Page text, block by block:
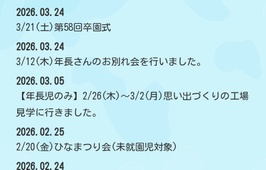
2026.03.24
3/21(土)第58回卒園式
2026.03.24
3/12(木)年長さんのお別れ会を行いました。
2026.03.05
【年長児のみ】2/26(木)～3/2(月)思い出づくりの工場
見学に行きました。
2026.02.25
2/20(金)ひなまつり会(未就園児対象)
2026.02.24